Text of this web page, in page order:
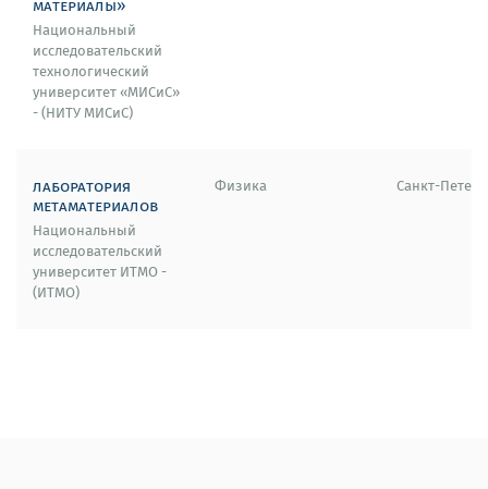
Национальный
исследовательский
технологический
университет «МИСиС»
- (НИТУ МИСиС)
лаборатория
метаматериалов
Национальный
исследовательский
университет ИТМО -
(ИТМО)
Физика Санкт-